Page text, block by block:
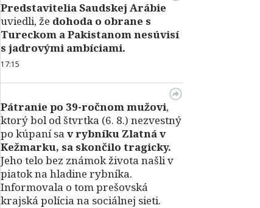
Predstavitelia Saudskej Arábie
uviedli, že dohoda o obrane s
Tureckom a Pakistanom nesúvisí
s jadrovými ambíciami.
17:15
Pátranie po 39-ročnom mužovi,
ktorý bol od štvrtka (6. 8.) nezvestný
po kúpaní sa v rybníku Zlatná v
Kežmarku, sa skončilo tragicky.
Jeho telo bez známok života našli v
piatok na hladine rybníka.
Informovala o tom prešovská
krajská polícia na sociálnej sieti.